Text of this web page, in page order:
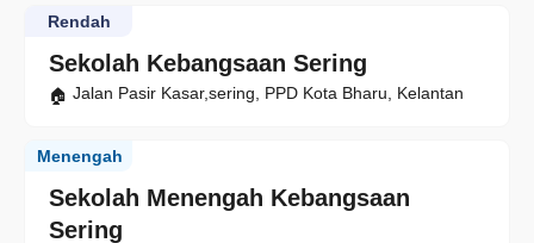
Sekolah Kebangsaan Sering
Rendah
Jalan Pasir Kasar,sering, PPD Kota Bharu, Kelantan
Sekolah Menengah Kebangsaan
Sering
Menengah